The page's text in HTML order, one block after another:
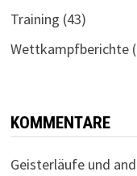
Training (43)
Wettkampfberichte
KOMMENTARE
Geisterläufe und